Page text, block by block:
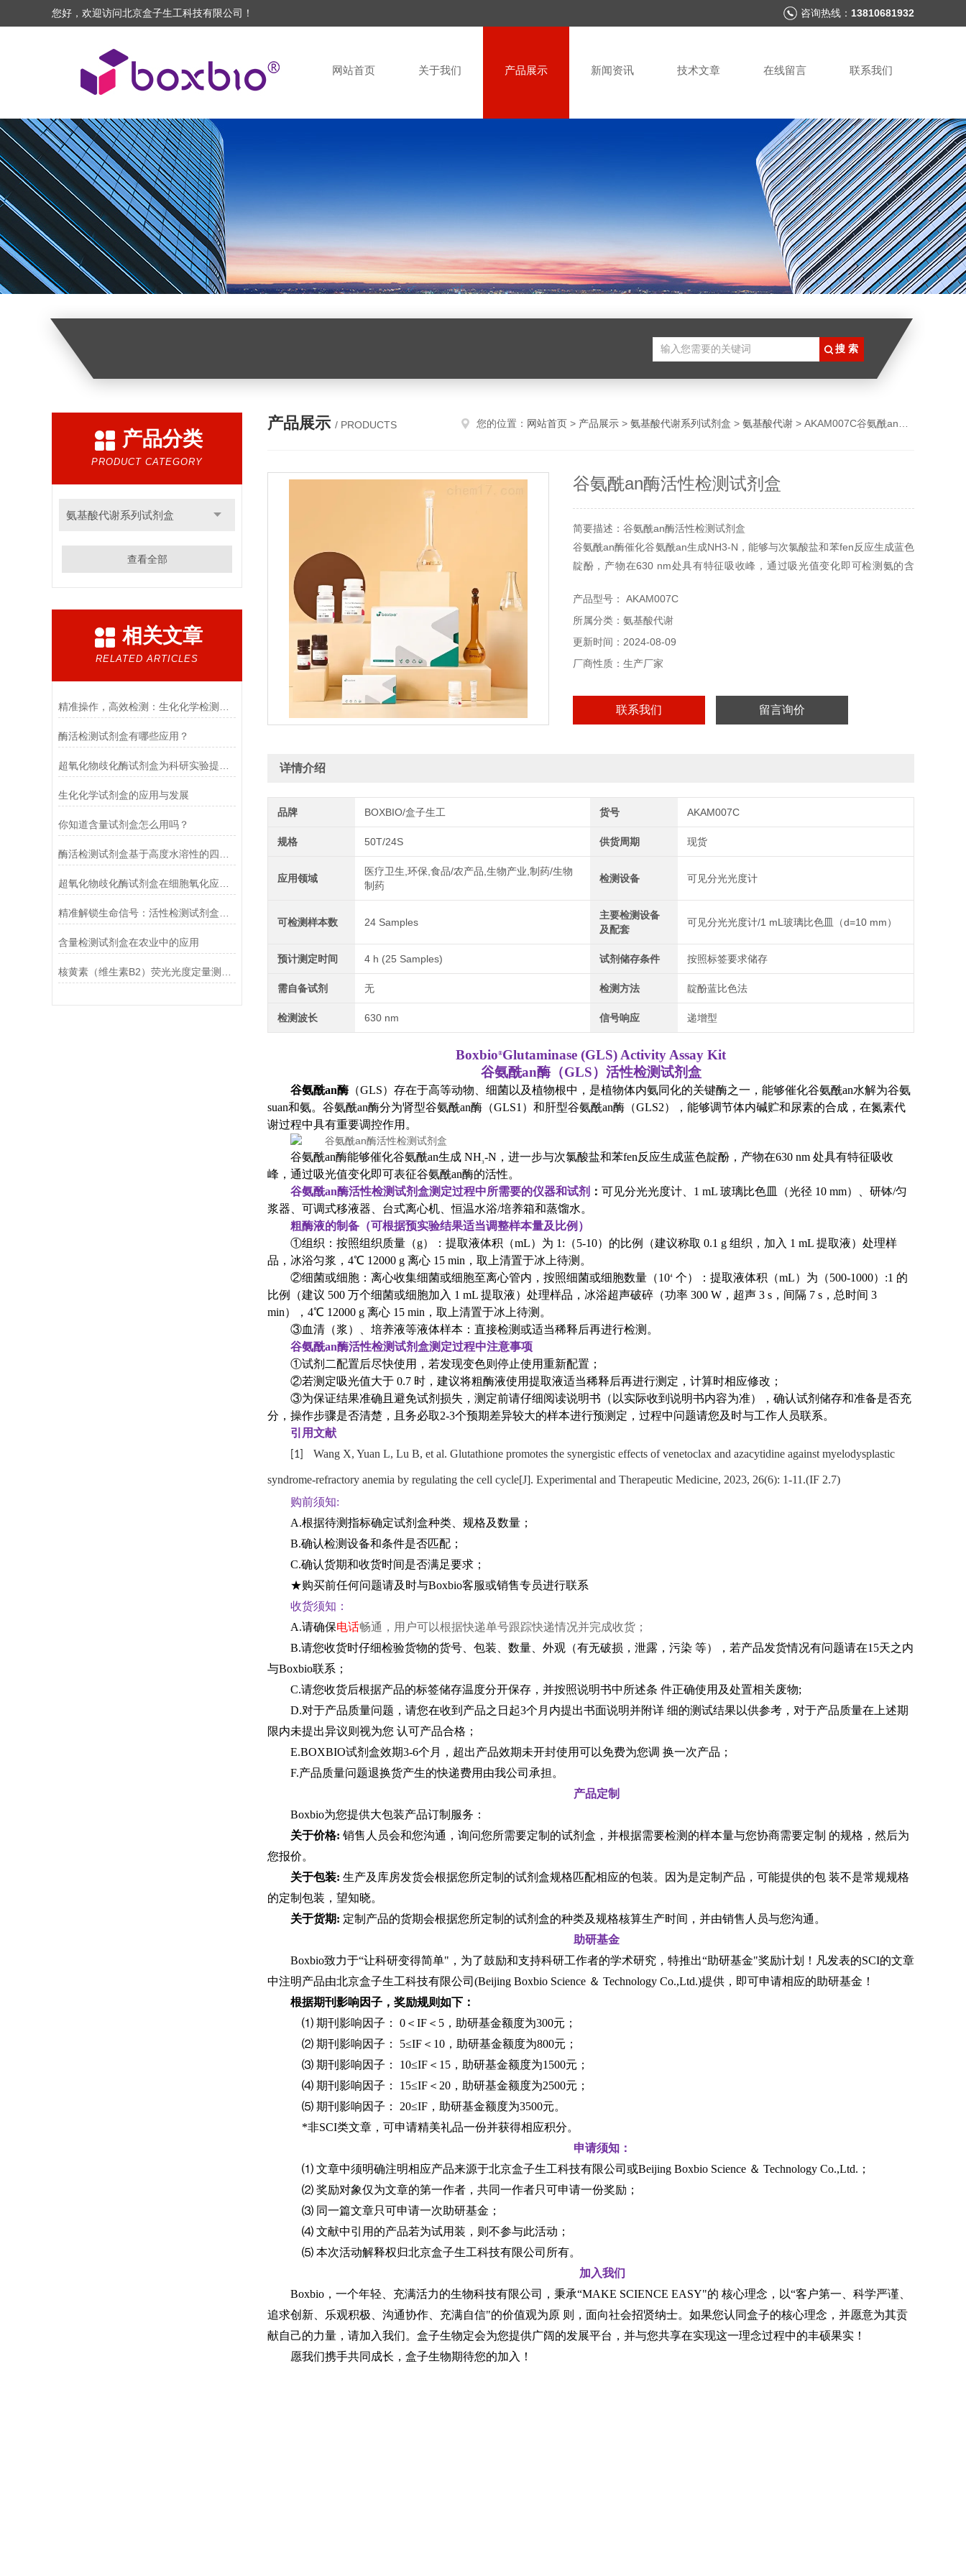
您好，欢迎访问北京盒子生工科技有限公司！ 咨询热线： 13810681932
网站首页 关于我们 产品展示 新闻资讯 技术文章 在线留言 联系我们
产品分类
PRODUCT CATEGORY
氨基酸代谢系列试剂盒
查看全部
相关文章
RELATED ARTICLES
酶活检测试剂盒有哪些应用？
生化化学试剂盒的应用与发展
你知道含量试剂盒怎么用吗？
含量检测试剂盒在农业中的应用
产品展示 / PRODUCTS 您的位置： 网站首页 > 产品展示 > 氨基酸代谢系列试剂盒 > 氨基酸代谢 > AKAM007C谷氨酰an酶活性检测试剂盒
谷氨酰an酶活性检测试剂盒
简要描述：谷氨酰an酶活性检测试剂盒
谷氨酰an酶催化谷氨酰an生成NH3-N，能够与次氯酸盐和苯fen反应生成蓝色
靛酚，产物在630 nm处具有特征吸收峰，通过吸光值变化即可检测氨的含
产品型号： AKAM007C
所属分类：氨基酸代谢
更新时间：2024-08-09
厂商性质：生产厂家
联系我们 留言询价
详情介绍
品牌 BOXBIO/盒子生工 货号 AKAM007C
规格 50T/24S 供货周期 现货
应用领域
医疗卫生,环保,食品/农产品,生物产业,制药/生物
制药
检测设备 可见分光光度计
可检测样本数 24 Samples
主要检测设备
及配套
可见分光光度计/1 mL玻璃比色皿（d=10 mm）
预计测定时间 4 h (25 Samples) 试剂储存条件 按照标签要求储存
需自备试剂 无 检测方法 靛酚蓝比色法
检测波长 630 nm 信号响应 递增型
Boxbio®Glutaminase (GLS) Activity Assay Kit
谷氨酰an酶（GLS）活性检测试剂盒
谷氨酰an酶（GLS）存在于高等动物、细菌以及植物根中，是植物体内氨同化的关键酶之一，能够催化谷氨酰an水解为谷氨
suan和氨。谷氨酰an酶分为肾型谷氨酰an酶（GLS1）和肝型谷氨酰an酶（GLS2），能够调节体内碱贮和尿素的合成，在氮素代
谢过程中具有重要调控作用。
谷氨酰an酶能够催化谷氨酰an生成 NH3-N，进一步与次氯酸盐和苯fen反应生成蓝色靛酚，产物在630 nm 处具有特征吸收
峰，通过吸光值变化即可表征谷氨酰an酶的活性。
谷氨酰an酶活性检测试剂盒测定过程中所需要的仪器和试剂 ：可见分光光度计、1 mL 玻璃比色皿（光径 10 mm）、研钵/匀
浆器、可调式移液器、台式离心机、恒温水浴/培养箱和蒸馏水。
粗酶液的制备（可根据预实验结果适当调整样本量及比例）
①组织：按照组织质量（g）：提取液体积（mL）为 1:（5-10）的比例（建议称取 0.1 g 组织，加入 1 mL 提取液）处理样
品，冰浴匀浆，4℃ 12000 g 离心 15 min，取上清置于冰上待测。
②细菌或细胞：离心收集细菌或细胞至离心管内，按照细菌或细胞数量（104 个）：提取液体积（mL）为（500-1000）:1 的
比例（建议 500 万个细菌或细胞加入 1 mL 提取液）处理样品，冰浴超声破碎（功率 300 W，超声 3 s，间隔 7 s，总时间 3
min），4℃ 12000 g 离心 15 min，取上清置于冰上待测。
③血清（浆）、培养液等液体样本：直接检测或适当稀释后再进行检测。
谷氨酰an酶活性检测试剂盒测定过程中注意事项
①试剂二配置后尽快使用，若发现变色则停止使用重新配置；
②若测定吸光值大于 0.7 时，建议将粗酶液使用提取液适当稀释后再进行测定，计算时相应修改；
③为保证结果准确且避免试剂损失，测定前请仔细阅读说明书（以实际收到说明书内容为准），确认试剂储存和准备是否充
分，操作步骤是否清楚，且务必取2-3个预期差异较大的样本进行预测定，过程中问题请您及时与工作人员联系。
引用文献
[1] Wang X, Yuan L, Lu B, et al. Glutathione promotes the synergistic effects of venetoclax and azacytidine against myelodysplastic
syndrome‑refractory anemia by regulating the cell cycle[J]. Experimental and Therapeutic Medicine, 2023, 26(6): 1-11.(IF 2.7)
购前须知:
A.根据待测指标确定试剂盒种类、规格及数量；
B.确认检测设备和条件是否匹配；
C.确认货期和收货时间是否满足要求；
★购买前任何问题请及时与Boxbio客服或销售专员进行联系
收货须知：
A.请确保电话畅通，用户可以根据快递单号跟踪快递情况并完成收货；
B.请您收货时仔细检验货物的货号、包装、数量、外观（有无破损，泄露，污染 等），若产品发货情况有问题请在15天之内
与Boxbio联系；
C.请您收货后根据产品的标签储存温度分开保存，并按照说明书中所述条 件正确使用及处置相关废物;
D.对于产品质量问题，请您在收到产品之日起3个月内提出书面说明并附详 细的测试结果以供参考，对于产品质量在上述期
限内未提出异议则视为您 认可产品合格；
E.BOXBIO试剂盒效期3-6个月，超出产品效期未开封使用可以免费为您调 换一次产品；
F.产品质量问题退换货产生的快递费用由我公司承担。
产品定制
Boxbio为您提供大包装产品订制服务：
关于价格: 销售人员会和您沟通，询问您所需要定制的试剂盒，并根据需要检测的样本量与您协商需要定制 的规格，然后为
您报价。
关于包装:生产及库房发货会根据您所定制的试剂盒规格匹配相应的包装。因为是定制产品，可能提供的包 装不是常规规格
的定制包装，望知晓。
关于货期: 定制产品的货期会根据您所定制的试剂盒的种类及规格核算生产时间，并由销售人员与您沟通。
助研基金
Boxbio致力于“让科研变得简单"，为了鼓励和支持科研工作者的学术研究，特推出“助研基金"奖励计划！凡发表的SCI的文章
中注明产品由北京盒子生工科技有限公司(Beijing Boxbio Science ＆ Technology Co.,Ltd.)提供，即可申请相应的助研基金！
根据期刊影响因子，奖励规则如下：
⑴ 期刊影响因子： 0＜IF＜5，助研基金额度为300元；
⑵ 期刊影响因子： 5≤IF＜10，助研基金额度为800元；
⑶ 期刊影响因子： 10≤IF＜15，助研基金额度为1500元；
⑷ 期刊影响因子： 15≤IF＜20，助研基金额度为2500元；
⑸ 期刊影响因子： 20≤IF，助研基金额度为3500元。
*非SCI类文章，可申请精美礼品一份并获得相应积分。
申请须知：
⑴ 文章中须明确注明相应产品来源于北京盒子生工科技有限公司或Beijing Boxbio Science ＆ Technology Co.,Ltd.；
⑵ 奖励对象仅为文章的第一作者，共同一作者只可申请一份奖励；
⑶ 同一篇文章只可申请一次助研基金；
⑷ 文献中引用的产品若为试用装，则不参与此活动；
⑸ 本次活动解释权归北京盒子生工科技有限公司所有。
加入我们
Boxbio，一个年轻、充满活力的生物科技有限公司，秉承“MAKE SCIENCE EASY"的 核心理念，以“客户第一、科学严谨、
追求创新、乐观积极、沟通协作、充满自信"的价值观为原 则，面向社会招贤纳士。如果您认同盒子的核心理念，并愿意为其贡
献自己的力量，请加入我们。盒子生物定会为您提供广阔的发展平台，并与您共享在实现这一理念过程中的丰硕果实！
愿我们携手共同成长，盒子生物期待您的加入！